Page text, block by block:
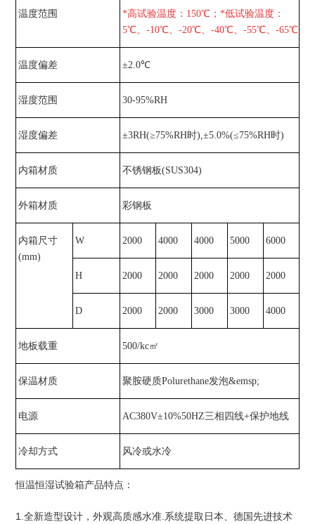
温度范围 *高试验温度： 150℃；*低试验温度：
5℃、 -10℃、 -20℃、 -40℃、 -55℃、 -65℃
温度偏差 ±2.0℃
湿度范围 30-95%RH
湿度偏差 ±3RH(≥75%RH时),±5.0%(≤75%RH时)
内箱材质 不锈钢板(SUS304)
外箱材质 彩钢板
内箱尺寸
(mm)
W 2000 4000 4000 5000 6000
H 2000 2000 2000 2000 2000
D 2000 2000 3000 3000 4000
地板载重 500/kc㎡
保温材质 聚胺硬质Polurethane发泡&emsp;
电源 AC380V±10%50HZ三相四线+保护地线
冷却方式 风冷或水冷
恒温恒湿试验箱产品特点：
1.全新造型设计，外观高质感水准.系统提取日本、德国先进技术